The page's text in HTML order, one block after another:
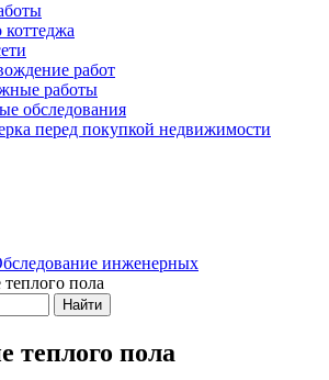
коттеджа
работ
работы
обследования
перед покупкой недвижимости
инженерных
пола
теплого пола